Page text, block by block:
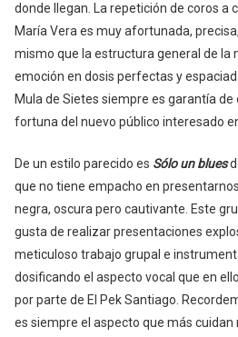
donde llegan. La repetición de coros a
María Vera es muy afortunada,
mismo que la estructura general de la
emoción en dosis perfectas y
Mula de Sietes siempre es garantía de
fortuna del nuevo público interesado
De un estilo parecido es Sólo un blues
que no tiene empacho en
negra, oscura pero cautivante. Este
gusta de realizar presentaciones
meticuloso trabajo grupal e
dosificando el aspecto vocal que en
por parte de El Pek Santiago.
es siempre el aspecto que más cuidan